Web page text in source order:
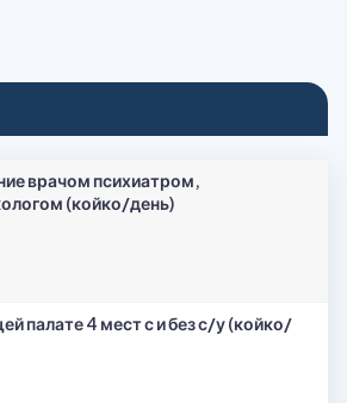
врачом психиатром,
(койко/день)
палате 4 мест с и без с/у (койко/